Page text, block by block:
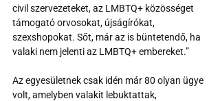
civil szervezeteket, az LMBTQ+ közösséget
támogató orvosokat, újságírókat,
szexshopokat. Sőt, már az is büntetendő, ha
valaki nem jelenti az LMBTQ+ embereket.”
Az egyesületnek csak idén már 80 olyan ügye
volt, amelyben valakit lebuktattak,